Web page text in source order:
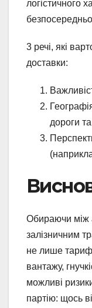
логістичного
3 речі, які
доставки:
дороги та
Обираючи між
залізничним
не лише тариф
вантажу,
можливі
партію: щось